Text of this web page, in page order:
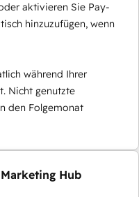
aktivieren Sie Pay-
hinzuzufügen, wenn
während Ihrer
Nicht genutzte
den Folgemonat
Hub